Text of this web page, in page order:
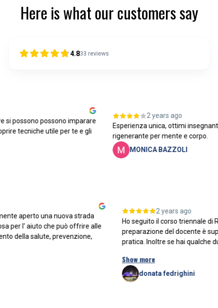
Here is what our customers say
4.833 reviews
possono imparare
utile per te e gli
2 years ago
Esperienza unica, ottimi insegnanti, un
rigenerante per mente e corpo.
MONICA BAZZOLI
2 years ago
Ho seguito il corso
preparazione del
pratica. Inoltre se hai
Show more
donata fedrighini
aperto una nuova strada
preziosa per l' aiuto che può offrire alle
della salute, prevenzione,